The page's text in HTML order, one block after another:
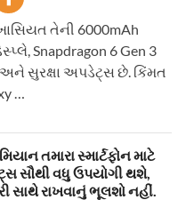
તેની 6000mAh
Snapdragon 6 Gen 3
સુરક્ષા અપડેટ્સ છે. કિંમત
…
તમારા સ્માર્ટફોન માટે
સૌથી વધુ ઉપયોગી થશે,
સાથે રાખવાનું ભૂલશો નહીં.